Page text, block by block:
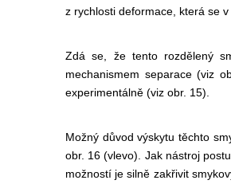
z rychlosti deformace, která se
Zdá se, že tento rozdělený
mechanismem separace (viz
experimentálně (viz obr. 15).
Možný důvod výskytu těchto
obr. 16 (vlevo). Jak nástroj
možností je silně zakřivit